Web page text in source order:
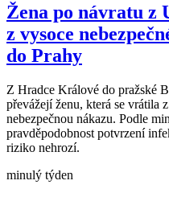
Žena po návratu z
z vysoce
do Prahy
Z Hradce Králové do pražské
převážejí ženu, která se vrátila
nebezpečnou nákazu. Podle
pravděpodobnost potvrzení
riziko nehrozí.
minulý týden